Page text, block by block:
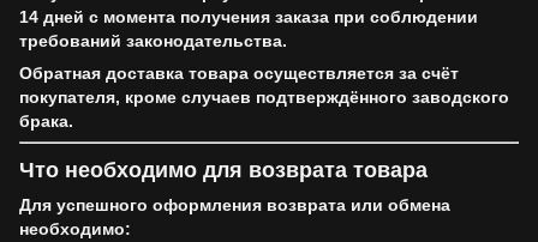
14 дней с момента получения заказа при соблюдении
требований законодательства.
Обратная доставка товара осуществляется за счёт
покупателя, кроме случаев подтверждённого заводского
брака.
Что необходимо для возврата товара
Для успешного оформления возврата или обмена
необходимо: